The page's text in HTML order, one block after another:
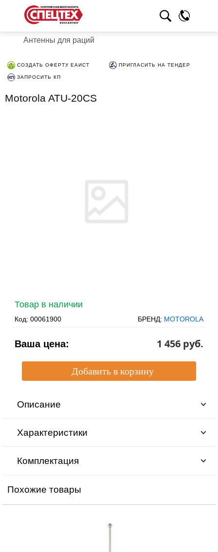
Антенны для раций
СОЗДАТЬ ОФЕРТУ ЕАИСТ ПРИГЛАСИТЬ НА ТЕНДЕР
ЗАПРОСИТЬ КП
Motorola ATU-20CS
Товар в наличии
Код: 00061900 БРЕНД: MOTOROLA
Ваша цена: 1 456 pуб.
Описание
Характеристики
Комплектация
Похожие товары